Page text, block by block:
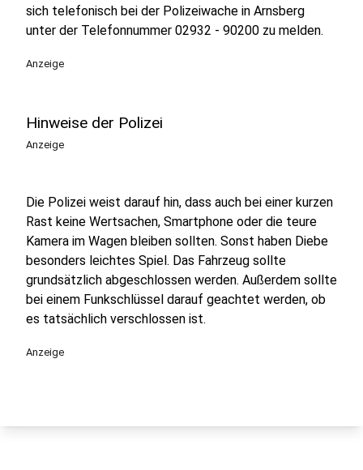
sich telefonisch bei der Polizeiwache in Arnsberg
unter der Telefonnummer 02932 - 90200 zu melden.
Anzeige
Hinweise der Polizei
Anzeige
Die Polizei weist darauf hin, dass auch bei einer kurzen
Rast keine Wertsachen, Smartphone oder die teure
Kamera im Wagen bleiben sollten. Sonst haben Diebe
besonders leichtes Spiel. Das Fahrzeug sollte
grundsätzlich abgeschlossen werden. Außerdem sollte
bei einem Funkschlüssel darauf geachtet werden, ob
es tatsächlich verschlossen ist.
Anzeige